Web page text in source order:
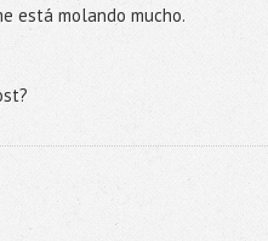
está molando mucho.